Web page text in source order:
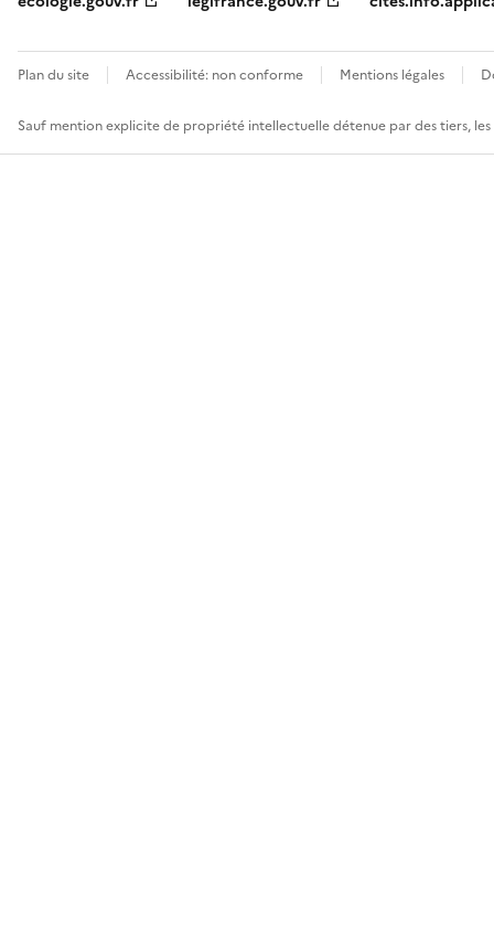
Plan du site Accessibilité: non conforme Mentions légales
Sauf mention explicite de propriété intellectuelle détenue par des tiers,